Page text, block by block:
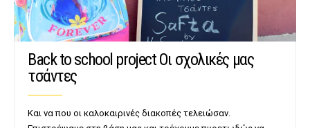
Back to school project Οι σχολικές μας
τσάντες
Και να που οι καλοκαιρινές διακοπές τελειώσαν.